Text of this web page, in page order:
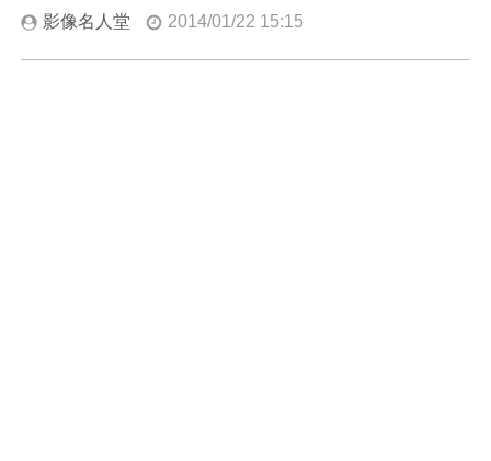
影像名人堂 2014/01/22 15:15